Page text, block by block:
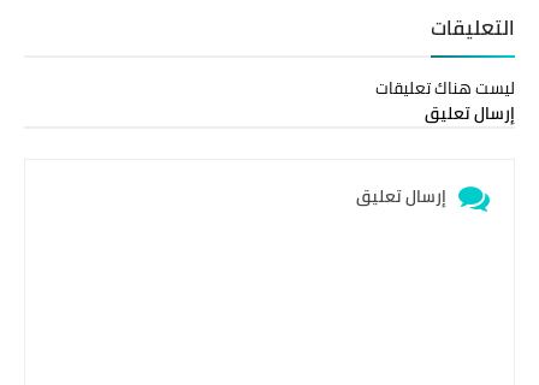
التعليقات
ليست هناك تعليقات
إرسال تعليق
إرسال تعليق